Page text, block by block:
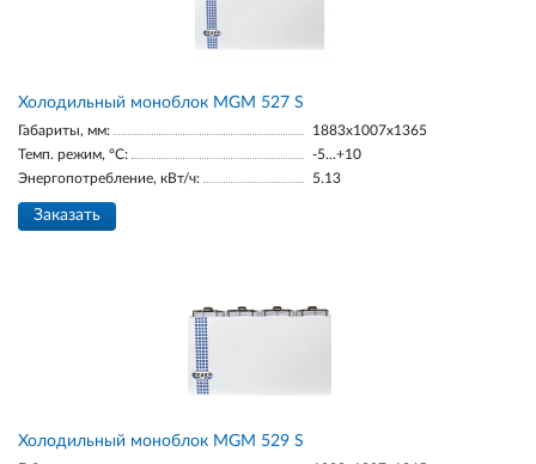
Холодильный моноблок MGМ 527 S
Габариты, мм:
1883х1007х1365
Темп. режим, °С:
-5...+10
Энергопотребление, кВт/ч:
5.13
Заказать
Холодильный моноблок MGМ 529 S